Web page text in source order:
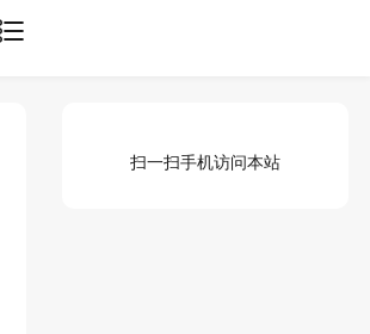
扫一扫手机访问本站